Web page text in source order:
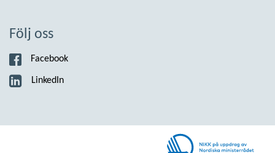
Följ oss
Facebook
LinkedIn